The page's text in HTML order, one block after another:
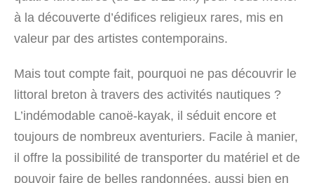
à la découverte d’édifices religieux rares, mis en
valeur par des artistes contemporains.
Mais tout compte fait, pourquoi ne pas découvrir le
littoral breton à travers des activités nautiques ?
L’indémodable canoë-kayak, il séduit encore et
toujours de nombreux aventuriers. Facile à manier,
il offre la possibilité de transporter du matériel et de
pouvoir faire de belles randonnées, aussi bien en